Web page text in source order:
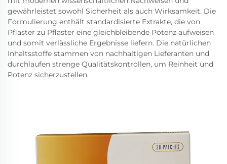
gewährleistet sowohl Sicherheit als auch Wirksamkeit. Die
Formulierung enthält standardisierte Extrakte, die von
Pflaster zu Pflaster eine gleichbleibende Potenz aufweisen
und somit verlässliche Ergebnisse liefern. Die natürlichen
Inhaltsstoffe stammen von nachhaltigen Lieferanten und
durchlaufen strenge Qualitätskontrollen, um Reinheit und
Potenz sicherzustellen.